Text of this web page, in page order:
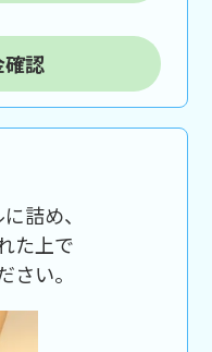
認
詰め、
た上で
さい。